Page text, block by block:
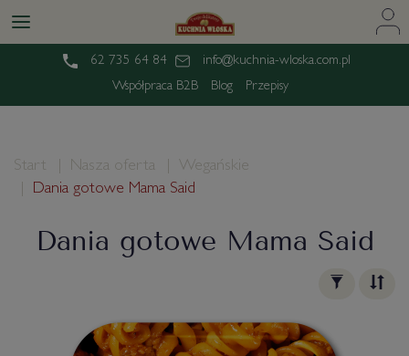
62 735 64 84
info@kuchnia-wloska.com.pl
Współpraca B2B
Blog Przepisy
Start Nasza oferta
Wegańskie
Dania gotowe Mama Said
Dania gotowe Mama Said